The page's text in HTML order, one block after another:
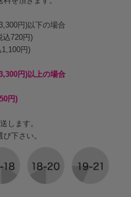
円)以下の場合
込720円)
円)
円)以上の場合
円)
します。
下さい。